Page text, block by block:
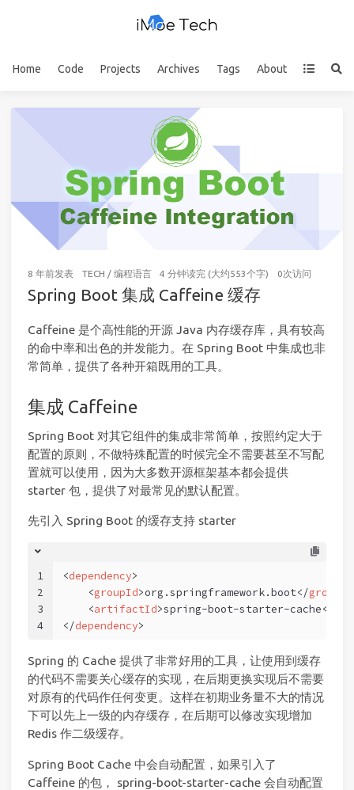
Home Code Projects Archives Tags About
8 年前发表 TECH / 编程语言 4 分钟读完 (大约553个字) 0次访问
Spring Boot 集成 Caffeine 缓存
Caffeine 是个高性能的开源 Java 内存缓存库，具有较高
的命中率和出色的并发能力。在 Spring Boot 中集成也非
常简单，提供了各种开箱既用的工具。
集成 Caffeine
Spring Boot 对其它组件的集成非常简单，按照约定大于
配置的原则，不做特殊配置的时候完全不需要甚至不写配
置就可以使用，因为大多数开源框架基本都会提供
starter 包，提供了对最常见的默认配置。
先引入 Spring Boot 的缓存支持 starter
1
2
3
4
<dependency>
<groupId>org.springframework.boot</groupId
<artifactId>spring-boot-starter-cache</
</dependency>
Spring 的 Cache 提供了非常好用的工具，让使用到缓存
的代码不需要关心缓存的实现，在后期更换实现后不需要
对原有的代码作任何变更。这样在初期业务量不大的情况
下可以先上一级的内存缓存，在后期可以修改实现增加
Redis 作二级缓存。
Spring Boot Cache 中会自动配置，如果引入了
Caffeine 的包， spring-boot-starter-cache 会自动配置